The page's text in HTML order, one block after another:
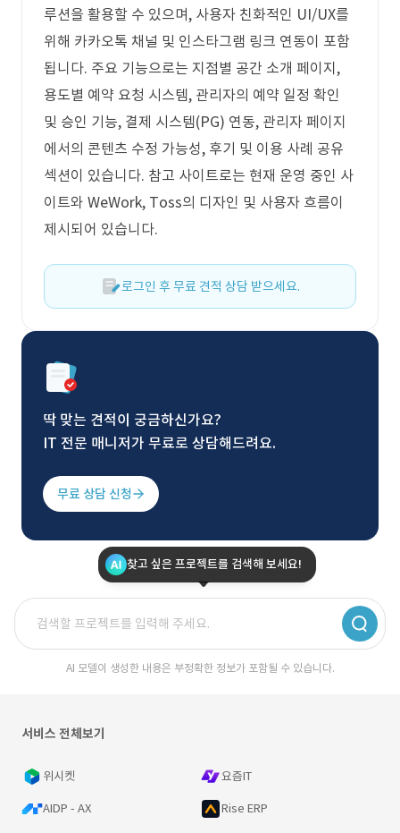
루션을 활용할 수 있으며, 사용자 친화적인 UI/UX를
위해 카카오톡 채널 및 인스타그램 링크 연동이 포함
됩니다. 주요 기능으로는 지점별 공간 소개 페이지,
용도별 예약 요청 시스템, 관리자의 예약 일정 확인
및 승인 기능, 결제 시스템(PG) 연동, 관리자 페이지
에서의 콘텐츠 수정 가능성, 후기 및 이용 사례 공유
섹션이 있습니다. 참고 사이트로는 현재 운영 중인 사
이트와 WeWork, Toss의 디자인 및 사용자 흐름이
제시되어 있습니다.
로그인 후 무료 견적 상담 받으세요.
딱 맞는 견적이 궁금하신가요?
IT 전문 매니저가 무료로 상담해드려요.
무료 상담 신청
찾고 싶은 프로젝트를 검색해 보세요!
AI 모델이 생성한 내용은 부정확한 정보가 포함될 수 있습니다.
서비스 전체보기
위시켓 요즘IT
AIDP - AX Rise ERP